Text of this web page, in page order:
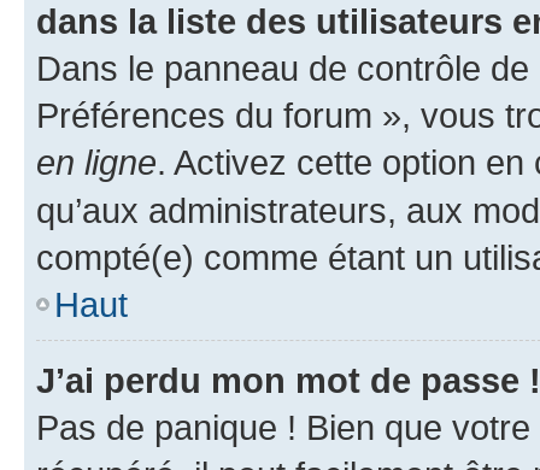
dans la liste des utilisateurs
Dans le panneau de contrôle
Préférences du forum », vous
en ligne. Activez cette option
qu’aux administrateurs, aux
compté(e) comme étant un
Haut
J’ai perdu mon mot de passe !
Pas de panique ! Bien que